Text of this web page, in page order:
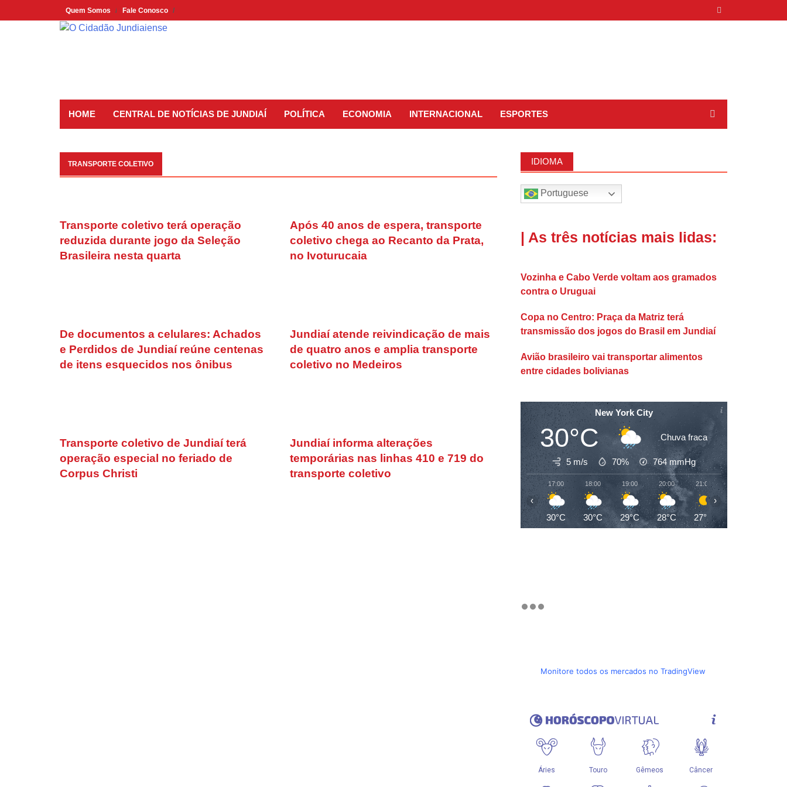
to
Quem Somos Fale Conosco
HOME CENTRAL DE NOTÍCIAS DE JUNDIAÍ POLÍTICA ECONOMIA INTERNACIONAL ESPORTES
TRANSPORTE COLETIVO
Transporte coletivo terá operação
reduzida durante jogo da Seleção
Brasileira nesta quarta
Após 40 anos de espera, transporte
coletivo chega ao Recanto da Prata,
no Ivoturucaia
De documentos a celulares: Achados
e Perdidos de Jundiaí reúne centenas
de itens esquecidos nos ônibus
Jundiaí atende reivindicação de mais
de quatro anos e amplia transporte
coletivo no Medeiros
Transporte coletivo de Jundiaí terá
operação especial no feriado de
Corpus Christi
Jundiaí informa alterações
temporárias nas linhas 410 e 719 do
transporte coletivo
IDIOMA
Portuguese
| As três notícias mais lidas:
Vozinha e Cabo Verde voltam aos gramados
contra o Uruguai
Copa no Centro: Praça da Matriz terá
transmissão dos jogos do Brasil em Jundiaí
Avião brasileiro vai transportar alimentos
entre cidades bolivianas
New York City
30°C Chuva fraca
5 m/s 70% 764mmHg
17:00
30°C
18:00
30°C
19:00
29°C
20:00
28°C
21:00
27°C
‹ ›
Monitore todos os mercados no TradingView